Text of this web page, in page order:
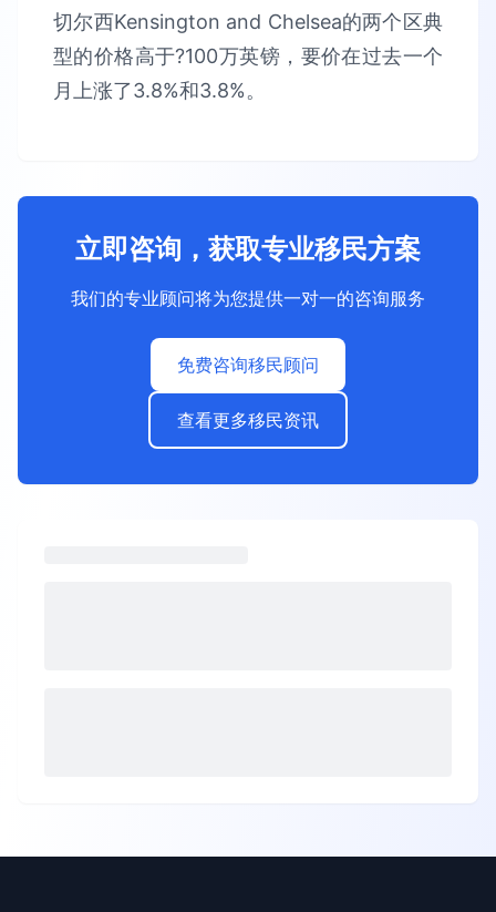
切尔西Kensington and Chelsea的两个区典
型的价格高于?100万英镑，要价在过去一个
月上涨了3.8%和3.8%。
立即咨询，获取专业移民方案
我们的专业顾问将为您提供一对一的咨询服务
免费咨询移民顾问
查看更多移民资讯